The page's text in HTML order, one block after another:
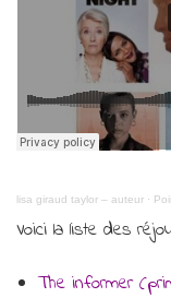
lisa giraud taylor – auteur ·
Voici la liste des
The informer